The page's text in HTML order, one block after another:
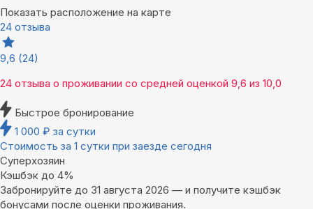
Показать расположение на карте
24 отзыва
9,6 (24)
24 отзыва о проживании со средней оценкой 9,6 из 10,0
Быстрое бронирование
1 000 ₽ за сутки
Стоимость за 1 сутки при заезде сегодня
Суперхозяин
Кэшбэк до 4%
Забронируйте до 31 августа 2026 — и получите кэшбэк
бонусами после оценки проживания.